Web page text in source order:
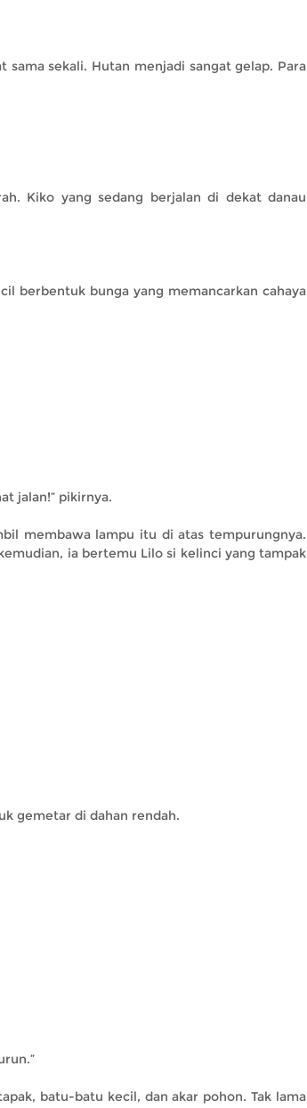
sekali. Hutan menjadi sangat gelap. Para
Kiko yang sedang berjalan di dekat danau
berbentuk bunga yang memancarkan cahaya
jalan!” pikirnya.
membawa lampu itu di atas tempurungnya.
ia bertemu Lilo si kelinci yang tampak
gemetar di dahan rendah.
batu-batu kecil, dan akar pohon. Tak lama